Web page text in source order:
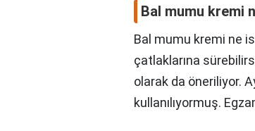
Bal mumu kremi
Bal mumu kremi ne
çatlaklarına
olarak da öneriliyor.
kullanılıyormuş.